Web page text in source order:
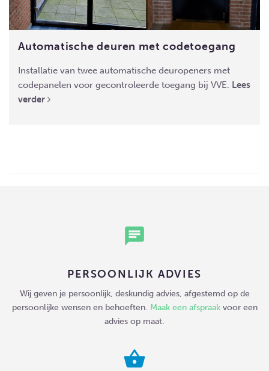
Automatische deuren met codetoegang
Installatie van twee automatische deuropeners met
codepanelen voor gecontroleerde toegang bij VVE. Lees
verder
chat
PERSOONLIJK ADVIES
Wij geven je persoonlijk, deskundig advies, afgestemd op de
persoonlijke wensen en behoeften. Maak een afspraakvoor een
advies op maat.
shopping_basket